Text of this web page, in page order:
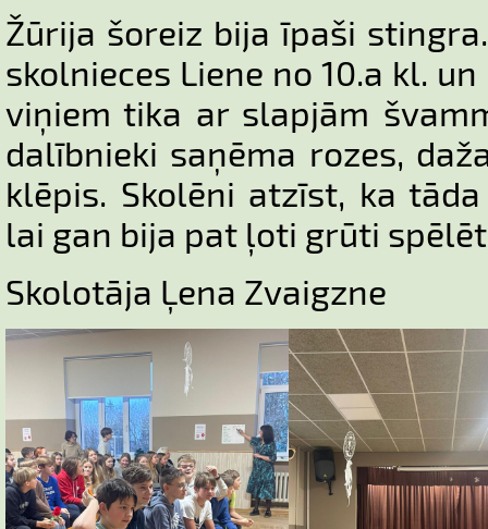
Žūrija šoreiz bija īpaši
skolnieces Liene no 10.a kl.
viņiem tika ar slapjām
dalībnieki saņēma rozes,
klēpis. Skolēni atzīst, ka
lai gan bija pat ļoti grūti
Skolotāja Ļena Zvaigzne